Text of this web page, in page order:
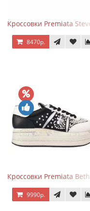
Кроссовки Premiata
8470р.
Кроссовки Premiata Beth
9990р.